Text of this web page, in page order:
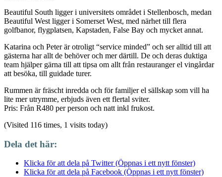
Beautiful South ligger i universitets området i Stellenbosch, medan
Beautiful West ligger i Somerset West, med närhet till flera
golfbanor, flygplatsen, Kapstaden, False Bay och mycket annat.
Katarina och Peter är otroligt “service minded” och ser alltid till att
gästerna har allt de behöver och mer därtill. De och deras duktiga
team hjälper gärna till att tipsa om allt från restauranger el vingårdar
att besöka, till guidade turer.
Rummen är fräscht inredda och för familjer el sällskap som vill ha
lite mer utrymme, erbjuds även ett flertal sviter.
Pris: Från R480 per person och natt inkl frukost.
(Visited 116 times, 1 visits today)
Dela det här:
Klicka för att dela på Twitter (Öppnas i ett nytt fönster)
Klicka för att dela på Facebook (Öppnas i ett nytt fönster)